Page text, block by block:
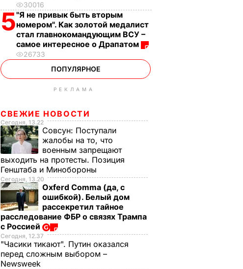
30016
5"Я не привык быть вторым
номером". Как золотой медалист
стал главнокомандующим ВСУ –
самое интересное о Драпатом
26733
ПОПУЛЯРНОЕ
РЕКЛАМА
СВЕЖИЕ НОВОСТИ
Сегодня, 13.22
Совсун: Поступали
жалобы на то, что
военным запрещают
выходить на протесты. Позиция
Генштаба и Минобороны
Сегодня, 13.20
Oxferd Comma (да, с
ошибкой). Белый дом
рассекретил тайное
расследование ФБР о связях Трампа
с Россией
Сегодня, 12.37
"Часики тикают". Путин оказался
перед сложным выбором –
Newsweek